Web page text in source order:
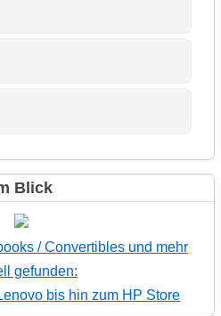
Blick
/ Convertibles und mehr
gefunden:
bis hin zum HP Store